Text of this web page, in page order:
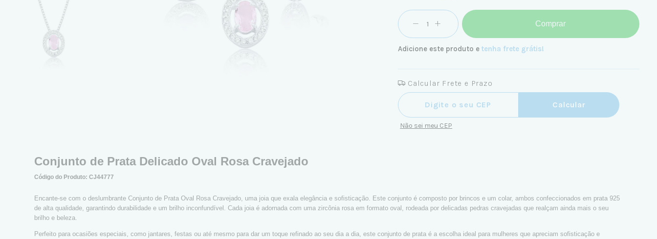
Comprar
Adicione este produto etenha frete grátis!
Calcular Frete e Prazo
Entregas para o CEP:
Calcular
Não sei meu CEP
Conjunto de Prata Delicado Oval Rosa Cravejado
Código do Produto: CJ44777
Encante-se com o deslumbrante Conjunto de Prata Oval Rosa Cravejado, uma joia que exala elegância e sofisticação. Este conjunto é composto por brincos e um colar, ambos confeccionados em prata 925
de alta qualidade, garantindo durabilidade e um brilho inconfundível. Cada joia é adornada com uma zircônia rosa em formato oval, rodeada por delicadas pedras cravejadas que realçam ainda mais o seu
brilho e beleza.
Perfeito para ocasiões especiais, como jantares, festas ou até mesmo para dar um toque refinado ao seu dia a dia, este conjunto de prata é a escolha ideal para mulheres que apreciam sofisticação e